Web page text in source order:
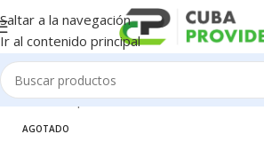
Saltar a la navegación
Ir al contenido principal
Inicio/Componentes de PC/Motherboard
AGOTADO